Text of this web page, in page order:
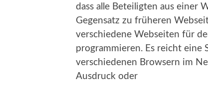
dass alle Beteiligten aus einer
Gegensatz zu früheren
verschiedene Webseiten für
programmieren. Es reicht eine
verschiedenen Browsern im
Ausdruck oder